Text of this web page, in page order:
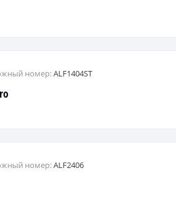
номер:ALF1404ST
номер:ALF2406